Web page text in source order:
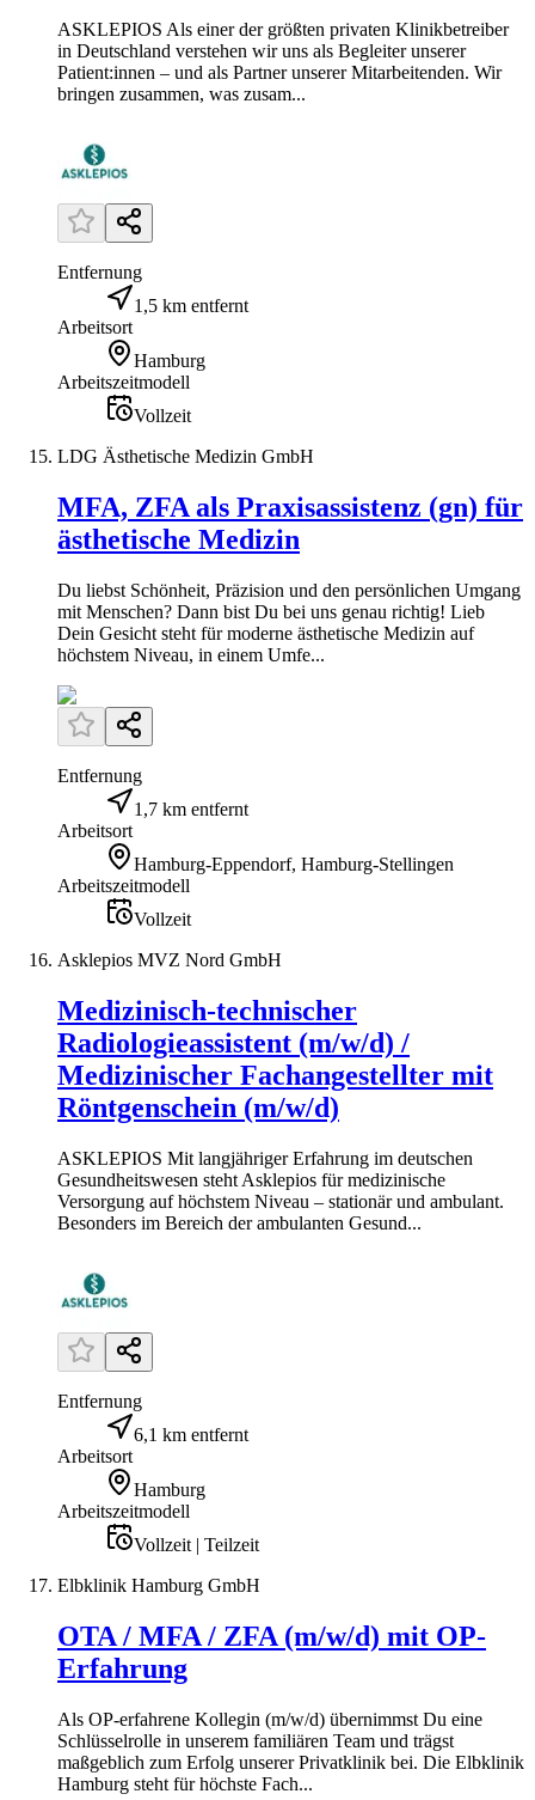
ASKLEPIOS Als einer der größten privaten Klinikbetreiber
in Deutschland verstehen wir uns als Begleiter unserer
Patient:innen – und als Partner unserer Mitarbeitenden. Wir
bringen zusammen, was zusam...
Entfernung
1,5 km entfernt
Arbeitsort
Hamburg
Arbeitszeitmodell
Vollzeit
LDG Ästhetische Medizin GmbH
MFA, ZFA als Praxisassistenz (gn) für
ästhetische Medizin
Du liebst Schönheit, Präzision und den persönlichen Umgang
mit Menschen? Dann bist Du bei uns genau richtig! Lieb
Dein Gesicht steht für moderne ästhetische Medizin auf
höchstem Niveau, in einem Umfe...
Entfernung
1,7 km entfernt
Arbeitsort
Hamburg-Eppendorf, Hamburg-Stellingen
Arbeitszeitmodell
Vollzeit
Asklepios MVZ Nord GmbH
Medizinisch-technischer
Radiologieassistent (m/w/d) /
Medizinischer Fachangestellter mit
Röntgenschein (m/w/d)
ASKLEPIOS Mit langjähriger Erfahrung im deutschen
Gesundheitswesen steht Asklepios für medizinische
Versorgung auf höchstem Niveau – stationär und ambulant.
Besonders im Bereich der ambulanten Gesund...
Entfernung
6,1 km entfernt
Arbeitsort
Hamburg
Arbeitszeitmodell
Vollzeit | Teilzeit
Elbklinik Hamburg GmbH
OTA / MFA / ZFA (m/w/d) mit OP-
Erfahrung
Als OP-erfahrene Kollegin (m/w/d) übernimmst Du eine
Schlüsselrolle in unserem familiären Team und trägst
maßgeblich zum Erfolg unserer Privatklinik bei. Die Elbklinik
Hamburg steht für höchste Fach...